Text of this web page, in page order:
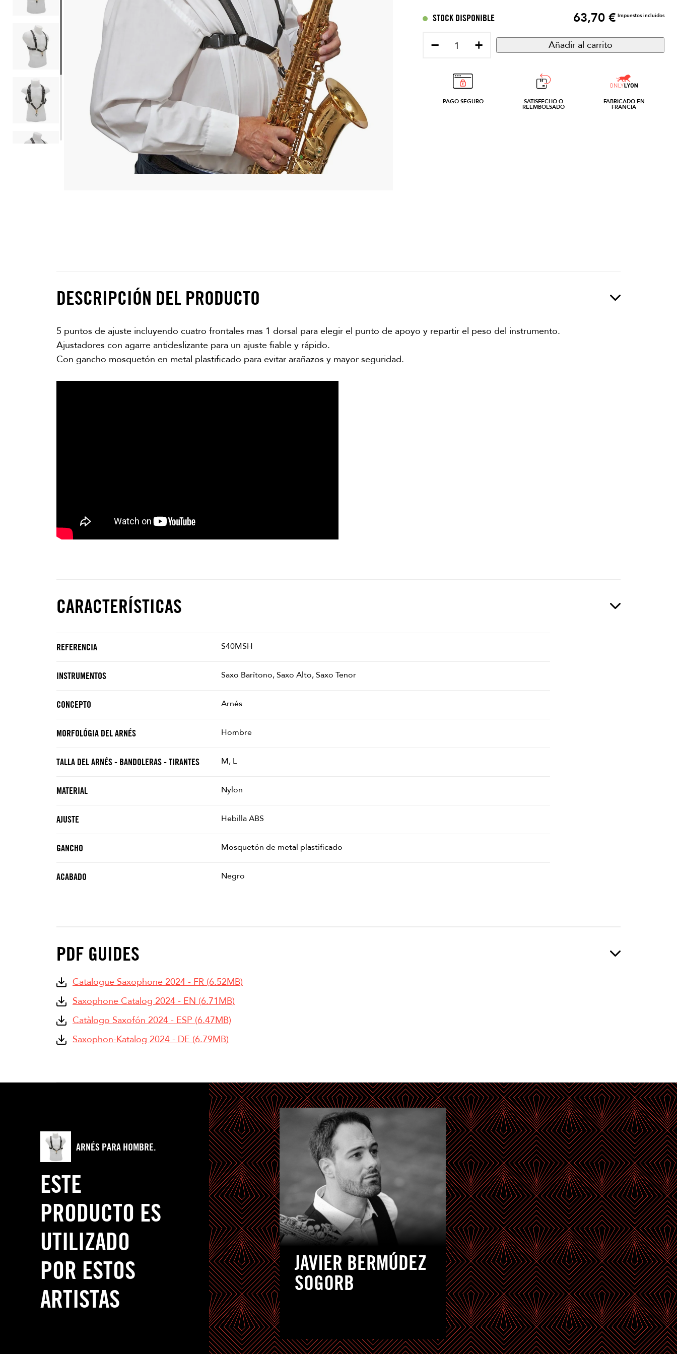
STOCK DISPONIBLE Precio
63,70 € Impuestos incluidos
− + Añadir al carrito
PAGO SEGURO SATISFECHO O
REEMBOLSADO
FABRICADO EN
FRANCIA
DESCRIPCIÓN DEL PRODUCTO
5 puntos de ajuste incluyendo cuatro frontales mas 1 dorsal para elegir el punto de apoyo y repartir el peso del instrumento.
Ajustadores con agarre antideslizante para un ajuste fiable y rápido.
Con gancho mosquetón en metal plastificado para evitar arañazos y mayor seguridad.
CARACTERÍSTICAS
REFERENCIA S40MSH
INSTRUMENTOS Saxo Barítono, Saxo Alto, Saxo Tenor
CONCEPTO Arnés
MORFOLÓGIA DEL ARNÉS Hombre
TALLA DEL ARNÉS - BANDOLERAS - TIRANTES M, L
MATERIAL Nylon
AJUSTE Hebilla ABS
GANCHO Mosquetón de metal plastificado
ACABADO Negro
PDF GUIDES
Catalogue Saxophone 2024 - FR (6.52MB)
Saxophone Catalog 2024 - EN (6.71MB)
Catàlogo Saxofón 2024 - ESP (6.47MB)
Saxophon-Katalog 2024 - DE (6.79MB)
ARNÉS PARA HOMBRE.
ESTE
PRODUCTO ES
UTILIZADO
POR ESTOS
ARTISTAS
JAVIER BERMÚDEZ
SOGORB